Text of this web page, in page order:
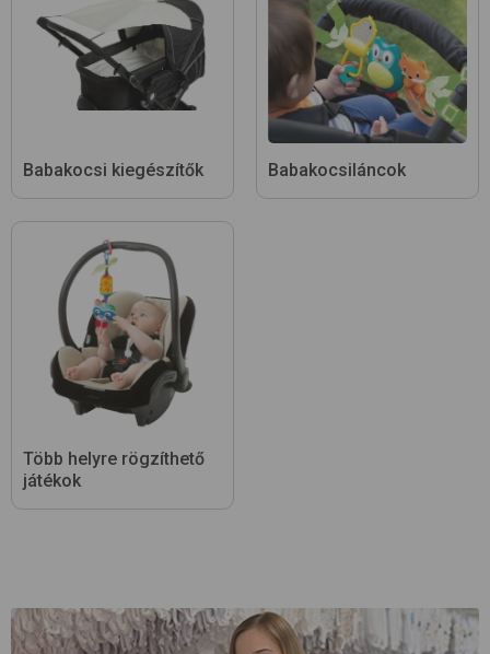
Babakocsi kiegészítők Babakocsiláncok
Több helyre rögzíthető
játékok